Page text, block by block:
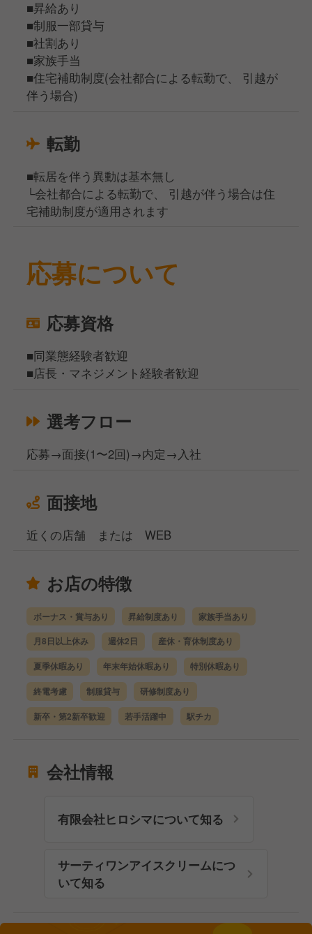
■昇給あり
■制服一部貸与
■社割あり
■家族手当
■住宅補助制度(会社都合による転勤で、 引越が
伴う場合)
転勤
■転居を伴う異動は基本無し
└会社都合による転勤で、 引越が伴う場合は住
宅補助制度が適用されます
応募について
応募資格
■同業態経験者歓迎
■店長・マネジメント経験者歓迎
選考フロー
応募→面接(1〜2回)→内定→入社
面接地
近くの店舗 または WEB
お店の特徴
ボーナス・賞与あり 昇給制度あり 家族手当あり
月8日以上休み 週休2日 産休・育休制度あり
夏季休暇あり 年末年始休暇あり 特別休暇あり
終電考慮 制服貸与 研修制度あり
新卒・第2新卒歓迎 若手活躍中 駅チカ
会社情報
有限会社ヒロシマについて知る
サーティワンアイスクリームにつ
いて知る